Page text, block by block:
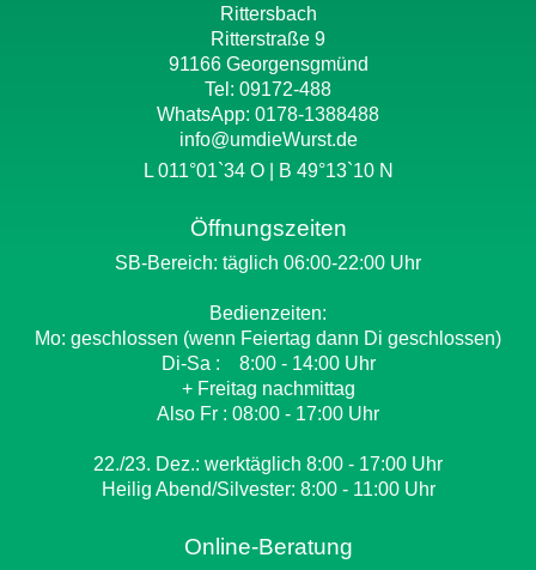
Rittersbach
Ritterstraße 9
91166 Georgensgmünd
Tel: 09172-488
WhatsApp: 0178-1388488
info@umdieWurst.de
L 011°01`34 O | B 49°13`10 N
Öffnungszeiten
SB-Bereich: täglich 06:00-22:00 Uhr
Bedienzeiten:
Mo: geschlossen (wenn Feiertag dann Di geschlossen)
Di-Sa : 8:00 - 14:00 Uhr
+ Freitag nachmittag
Also Fr : 08:00 - 17:00 Uhr
22./23. Dez.: werktäglich 8:00 - 17:00 Uhr
Heilig Abend/Silvester: 8:00 - 11:00 Uhr
Online-Beratung